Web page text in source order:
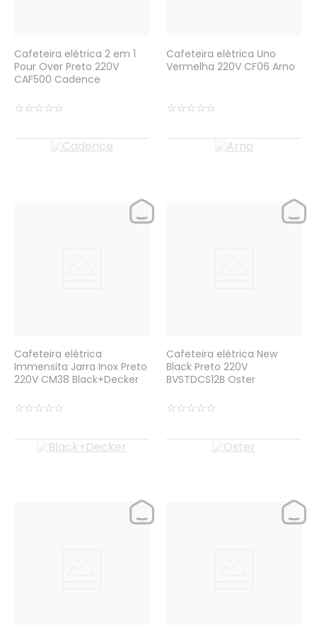
Cafeteira elétrica 2 em 1
Pour Over Preto 220V
CAF500 Cadence
☆☆☆☆☆
Cafeteira elétrica Uno
Vermelha 220V CF06 Arno
☆☆☆☆☆
Cafeteira elétrica
Immensita Jarra Inox Preto
220V CM38 Black+Decker
☆☆☆☆☆
Cafeteira elétrica New
Black Preto 220V
BVSTDCS12B Oster
☆☆☆☆☆